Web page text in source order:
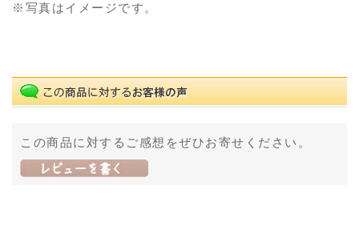
※写真はイメージです。
この商品に対するご感想をぜひお寄せください。